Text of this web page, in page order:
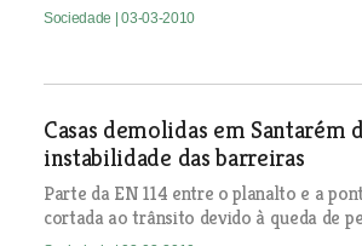
Sociedade | 03-03-2010
Casas demolidas em Santarém
instabilidade das barreiras
Parte da EN 114 entre o planalto e a
cortada ao trânsito devido à queda de